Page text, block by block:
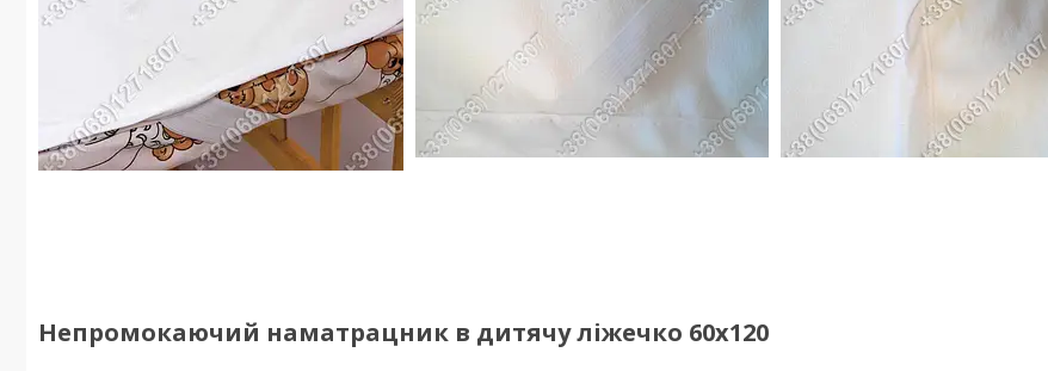
Непромокаючий наматрацник в дитячу ліжечко 60х120